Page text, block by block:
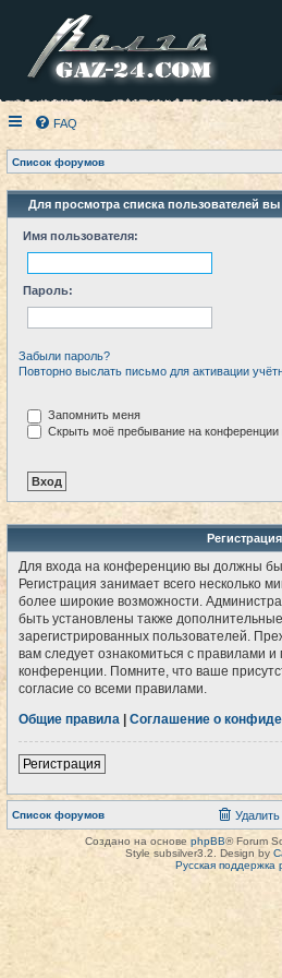
FAQ
Список форумов
Для просмотра списка пользователей
Имя пользователя:
Пароль:
Забыли пароль?
Повторно выслать письмо для активации
Запомнить меня
Скрыть моё пребывание на конференции
Регистрация
Для входа на конференцию вы должны
Регистрация занимает всего несколько
более широкие возможности.
быть установлены также
зарегистрированных пользователей.
вам следует ознакомиться с правилами
конференции. Помните, что ваше
согласие со всеми правилами.
Общие правила
Соглашение о
Регистрация
Список форумов
Создано на основе phpBB® Forum
Style subsilver3.2. Design by
Русская поддержка